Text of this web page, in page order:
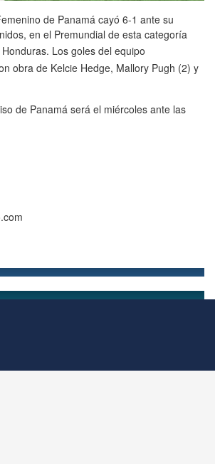
de Panamá cayó 6-1 ante su
en el Premundial de esta categoría
Los goles del equipo
obra de Kelcie Hedge, Mallory Pugh (2) y
de Panamá será el miércoles ante las